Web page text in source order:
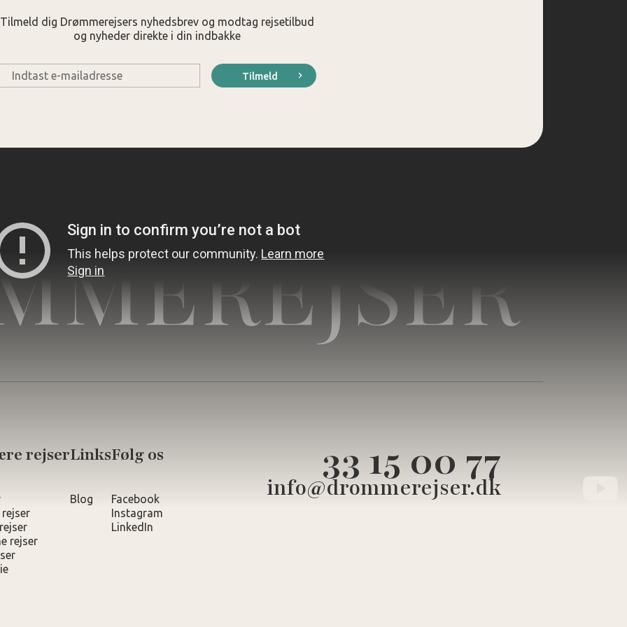
Tilmeld dig Drømmerejsers nyhedsbrev og modtag rejsetilbud
og nyheder direkte i din indbakke
Tilmeld
rejser
rejser
Links
Blog
Følg os
Facebook
Instagram
LinkedIn
33 15 00 77
info@drommerejser.dk